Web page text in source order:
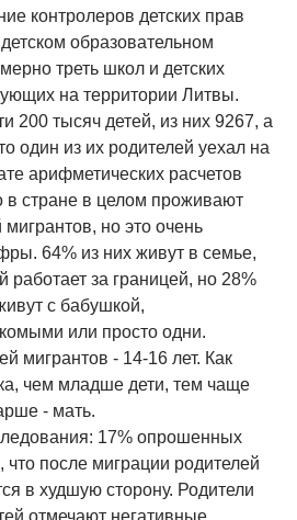
контролеров детских прав
образовательном
треть школ и детских
на территории Литвы.
200 тысяч детей, из них 9267, а
один из их родителей уехал на
арифметических расчетов
в стране в целом проживают
но это очень
64% из них живут в семье,
работает за границей, но 28%
с бабушкой,
или просто одни.
мигрантов - 14-16 лет. Как
чем младше дети, тем чаще
- мать.
17% опрошенных
что после миграции родителей
в худшую сторону. Родители
отмечают негативные